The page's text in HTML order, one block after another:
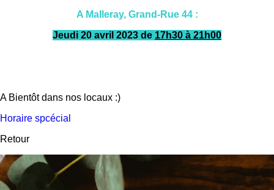
A Malleray, Grand-Rue 44 :
Jeudi 20 avril 2023 de 17h30 à 21h00
A Bientôt dans nos locaux :)
Horaire spcécial
Retour